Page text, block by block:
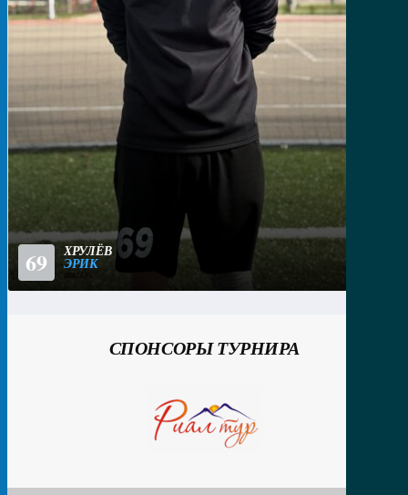
69 ХРУЛЁВ
ЭРИК
ВРАТАРЬ
СПОНСОРЫ ТУРНИРА